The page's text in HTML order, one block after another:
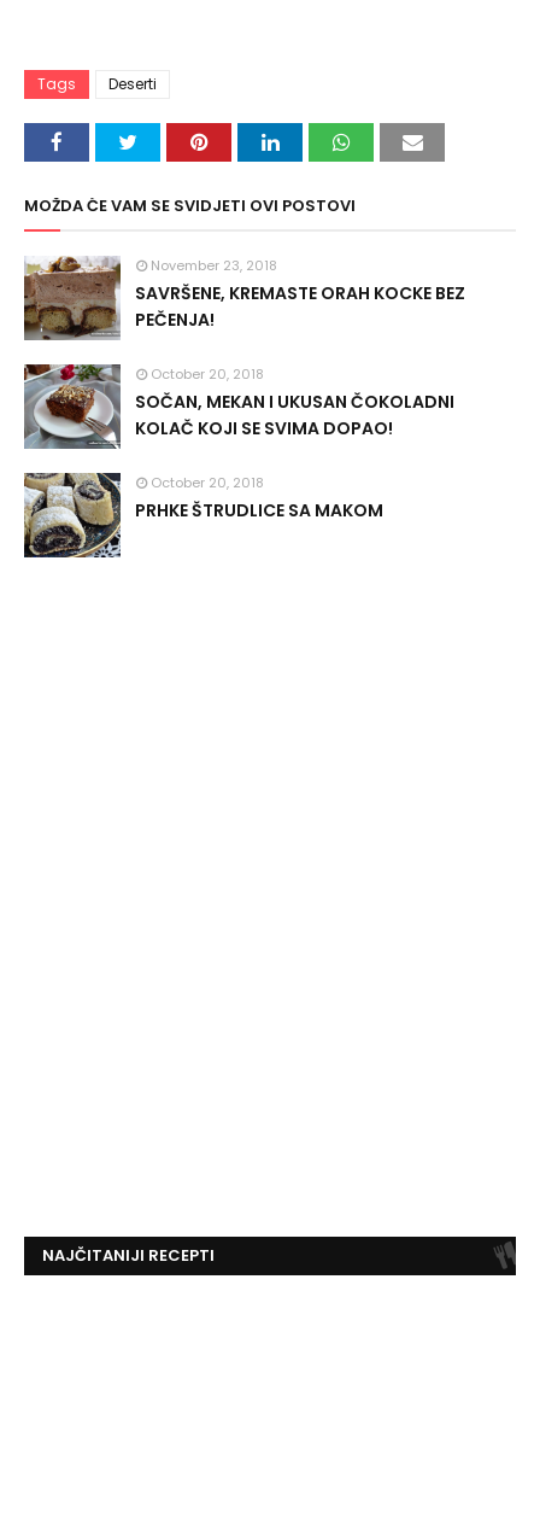
Tags Deserti
MOŽDA ĆE VAM SE SVIDJETI OVI POSTOVI
November 23, 2018
SAVRŠENE, KREMASTE ORAH KOCKE BEZ
PEČENJA!
October 20, 2018
SOČAN, MEKAN I UKUSAN ČOKOLADNI
KOLAČ KOJI SE SVIMA DOPAO!
October 20, 2018
PRHKE ŠTRUDLICE SA MAKOM
NAJČITANIJI RECEPTI